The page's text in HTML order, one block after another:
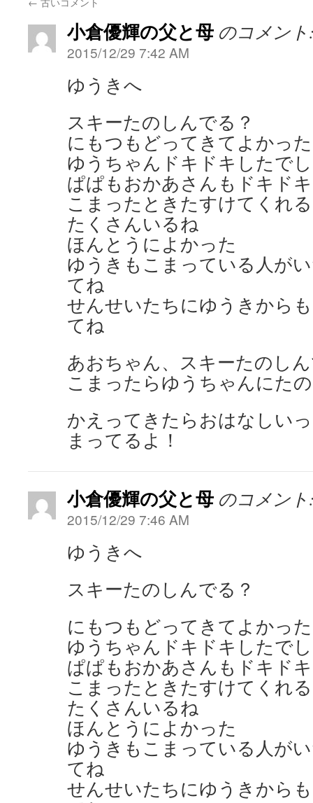
小倉優輝の父と母 のコメン
2015/12/29 7:42 AM
ゆうきへ
スキーたのしんでる？
にもつもどってきてよかっ
ゆうちゃんドキドキしたで
ぱぱもおかあさんもドキド
こまったときたすけてくれ
たくさんいるね
ほんとうによかった
ゆうきもこまっている人が
てね
せんせいたちにゆうきから
てね
あおちゃん、スキーたのし
こまったらゆうちゃんにた
かえってきたらおはなしい
まってるよ！
小倉優輝の父と母 のコメン
2015/12/29 7:46 AM
ゆうきへ
スキーたのしんでる？
にもつもどってきてよかっ
ゆうちゃんドキドキしたで
ぱぱもおかあさんもドキド
こまったときたすけてくれ
たくさんいるね
ほんとうによかった
ゆうきもこまっている人が
てね
せんせいたちにゆうきから